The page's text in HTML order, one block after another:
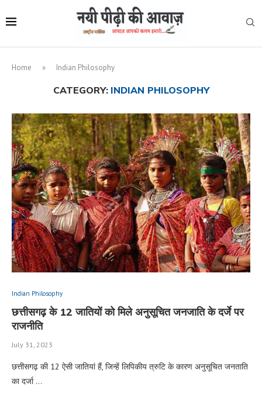
Home » Indian Philosophy
CATEGORY: INDIAN PHILOSOPHY
Indian Philosophy
छत्तीसगढ़ के 12 जातियों को मिले अनुसूचित जनजाति के दर्जे पर
राजनीति
July 31, 2023
छत्तीसगढ़ की 12 ऐसी जातियां हैं, जिन्हें लिपिकीय त्रुटि के कारण अनुसूचित जनताति
का दर्जा …